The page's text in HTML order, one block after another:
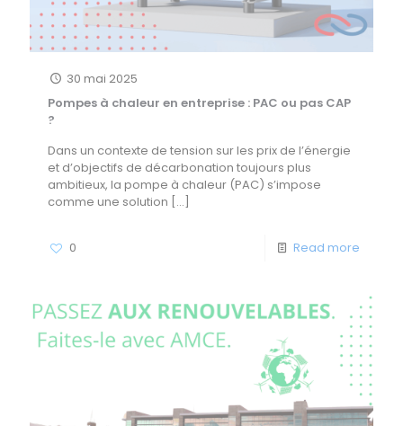
30 mai 2025
Pompes à chaleur en entreprise : PAC ou pas CAP
?
Dans un contexte de tension sur les prix de l’énergie
et d’objectifs de décarbonation toujours plus
ambitieux, la pompe à chaleur (PAC) s’impose
comme une solution […]
0 Read more